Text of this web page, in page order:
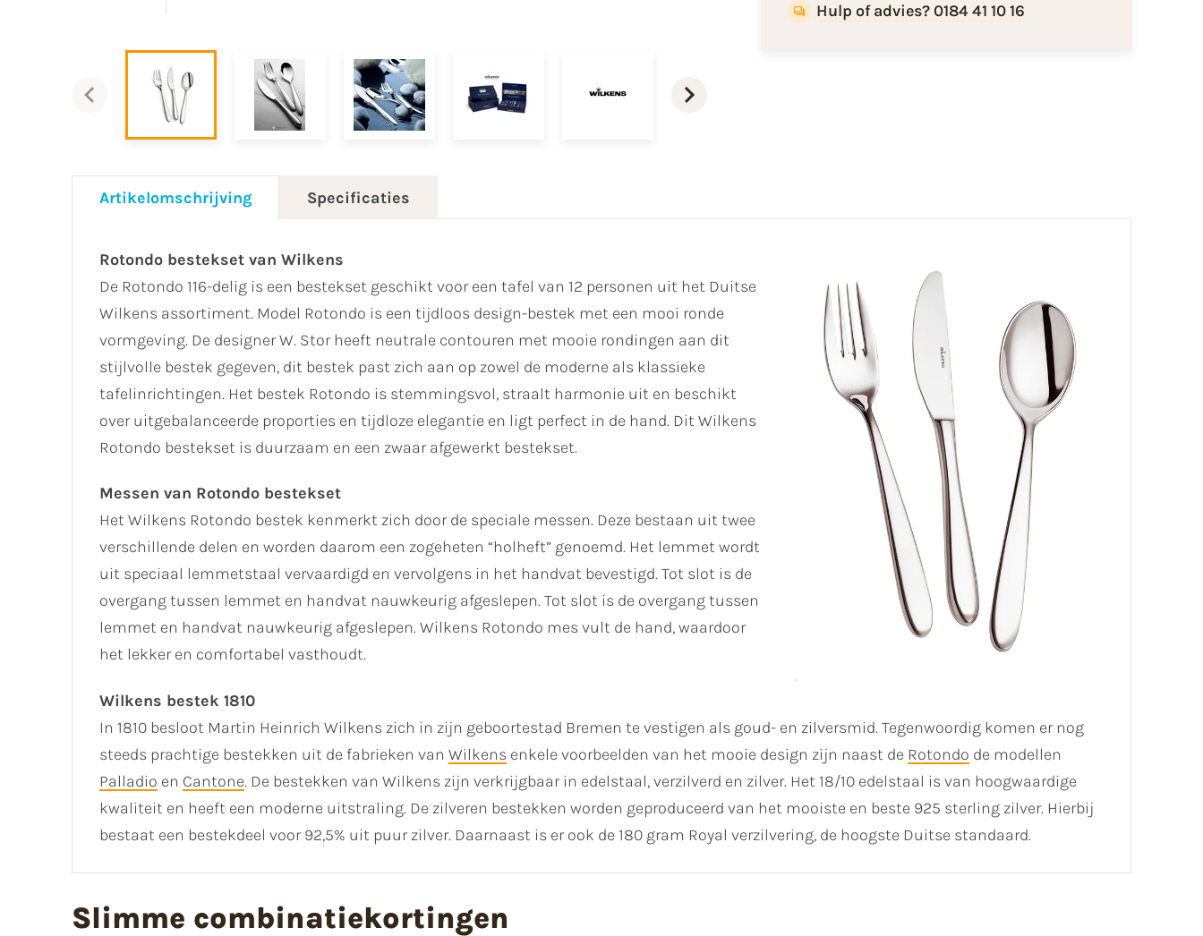
Hulp of advies? 0184 41 10 16
Artikelomschrijving Specificaties
Rotondo bestekset van Wilkens
De Rotondo 116-delig is een bestekset geschikt voor een tafel van 12 personen uit het Duitse
Wilkens assortiment. Model Rotondo is een tijdloos design-bestek met een mooi ronde
vormgeving. De designer W. Stor heeft neutrale contouren met mooie rondingen aan dit
stijlvolle bestek gegeven, dit bestek past zich aan op zowel de moderne als klassieke
tafelinrichtingen. Het bestek Rotondo is stemmingsvol, straalt harmonie uit en beschikt
over uitgebalanceerde proporties en tijdloze elegantie en ligt perfect in de hand. Dit Wilkens
Rotondo bestekset is duurzaam en een zwaar afgewerkt bestekset.
Messen van Rotondo bestekset
Het Wilkens Rotondo bestek kenmerkt zich door de speciale messen. Deze bestaan uit twee
verschillende delen en worden daarom een zogeheten “holheft” genoemd. Het lemmet wordt
uit speciaal lemmetstaal vervaardigd en vervolgens in het handvat bevestigd. Tot slot is de
overgang tussen lemmet en handvat nauwkeurig afgeslepen. Tot slot is de overgang tussen
lemmet en handvat nauwkeurig afgeslepen. Wilkens Rotondo mes vult de hand, waardoor
het lekker en comfortabel vasthoudt.
Wilkens bestek 1810
In 1810 besloot Martin Heinrich Wilkens zich in zijn geboortestad Bremen te vestigen als goud- en zilversmid. Tegenwoordig komen er nog
steeds prachtige bestekken uit de fabrieken van Wilkens enkele voorbeelden van het mooie design zijn naast de Rotondo de modellen
Palladio en Cantone. De bestekken van Wilkens zijn verkrijgbaar in edelstaal, verzilverd en zilver. Het 18/10 edelstaal is van hoogwaardige
kwaliteit en heeft een moderne uitstraling. De zilveren bestekken worden geproduceerd van het mooiste en beste 925 sterling zilver. Hierbij
bestaat een bestekdeel voor 92,5% uit puur zilver. Daarnaast is er ook de 180 gram Royal verzilvering, de hoogste Duitse standaard.
Slimme combinatiekortingen